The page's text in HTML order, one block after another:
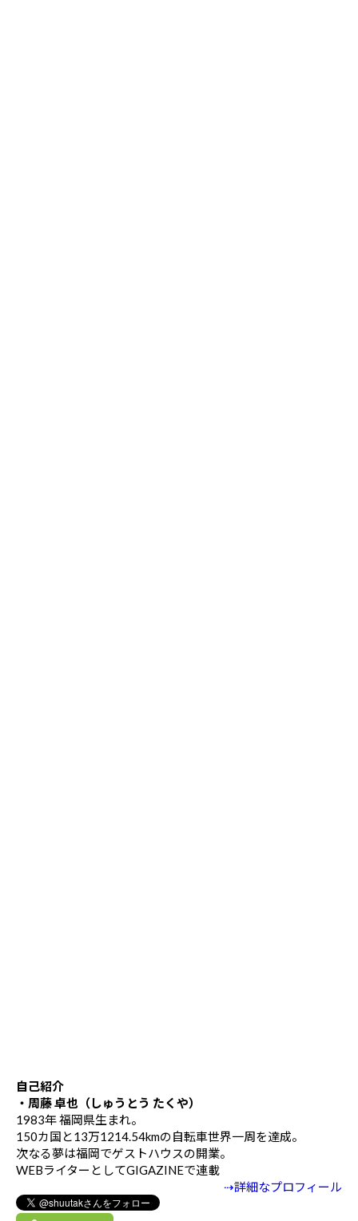
自己紹介
・周藤 卓也（しゅうとう たくや）
1983年 福岡県生まれ。
150カ国と13万1214.54kmの自転車世界一周を達成。
次なる夢は福岡でゲストハウスの開業。
WEBライターとしてGIGAZINEで連載
⇢詳細なプロフィール